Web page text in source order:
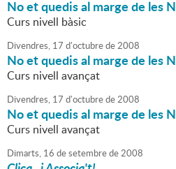
No et quedis al marge de les
Curs nivell bàsic
Divendres, 17 d'octubrede2008
No et quedis al marge de les
Curs nivell avançat
Divendres, 17 d'octubrede2008
No et quedis al marge de les
Curs nivell avançat
Dimarts, 16 desetembrede2008